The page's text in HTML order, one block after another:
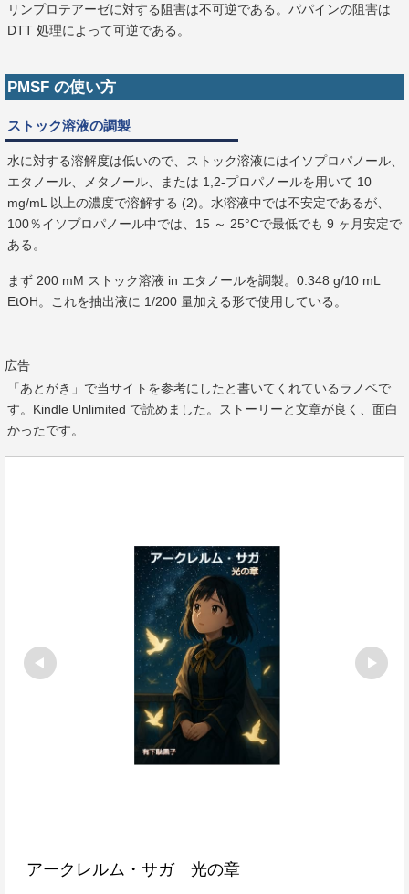
リンプロテアーゼに対する阻害は不可逆である。パパインの阻害は
DTT 処理によって可逆である。
PMSF の使い方
ストック溶液の調製
水に対する溶解度は低いので、ストック溶液にはイソプロパノール、
エタノール、メタノール、または 1,2-プロパノールを用いて 10
mg/mL 以上の濃度で溶解する (2)。水溶液中では不安定であるが、
100％イソプロパノール中では、15 ～ 25°Cで最低でも 9 ヶ月安定で
ある。
まず 200 mM ストック溶液 in エタノールを調製。0.348 g/10 mL
EtOH。これを抽出液に 1/200 量加える形で使用している。
広告
「あとがき」で当サイトを参考にしたと書いてくれているラノベで
す。Kindle Unlimited で読めました。ストーリーと文章が良く、面白
かったです。
アークレルム・サガ　光の章